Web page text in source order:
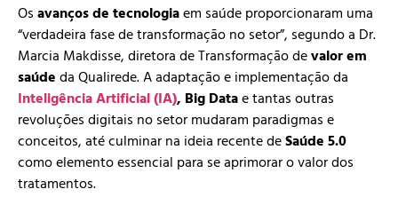
Os avanços de tecnologiaem saúde proporcionaram uma
“verdadeira fase de transformação no setor”, segundo a Dr.
Marcia Makdisse, diretora de Transformação devalor em
saúde da Qualirede. A adaptação e implementação da
Inteligência Artificial (IA), Big Datae tantas outras
revoluções digitais no setor mudaram paradigmas e
conceitos, até culminar na ideia recente deSaúde 5.0
como elemento essencial para se aprimorar o valor dos
tratamentos.